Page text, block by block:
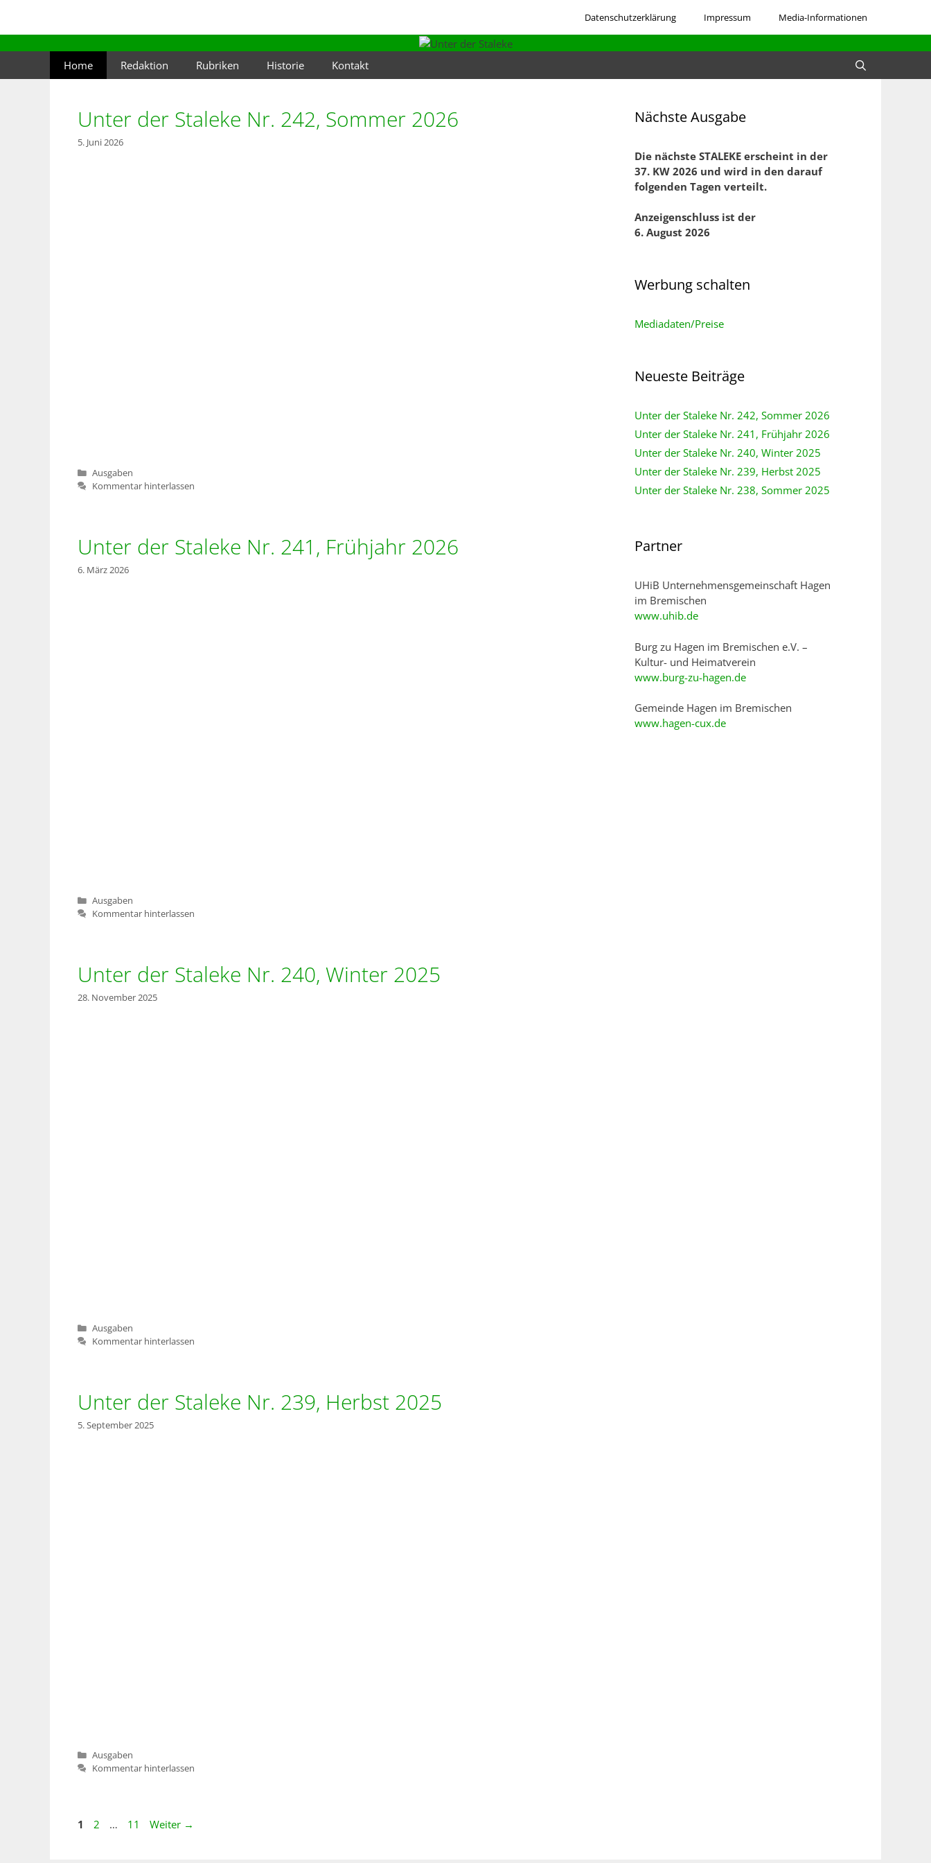
springen
Datenschutzerklärung Impressum Media-Informationen
Home Redaktion Rubriken Historie Kontakt
Unter der Staleke Nr. 242, Sommer 2026
5. Juni 2026
Kategorien
Ausgaben
Kommentar hinterlassen
Unter der Staleke Nr. 241, Frühjahr 2026
6. März 2026
Kategorien
Ausgaben
Kommentar hinterlassen
Unter der Staleke Nr. 240, Winter 2025
28. November 2025
Kategorien
Ausgaben
Kommentar hinterlassen
Unter der Staleke Nr. 239, Herbst 2025
5. September 2025
Kategorien
Ausgaben
Kommentar hinterlassen
Seite
1 Seite
2 … Seite
11 Weiter →
Nächste Ausgabe
Die nächste STALEKE erscheint in der
37. KW 2026 und wird in den darauf
folgenden Tagen verteilt.
Anzeigenschluss ist der
6. August 2026
Werbung schalten
Mediadaten/Preise
Neueste Beiträge
Unter der Staleke Nr. 242, Sommer 2026
Unter der Staleke Nr. 241, Frühjahr 2026
Unter der Staleke Nr. 240, Winter 2025
Unter der Staleke Nr. 239, Herbst 2025
Unter der Staleke Nr. 238, Sommer 2025
Partner
UHiB Unternehmensgemeinschaft Hagen
im Bremischen
www.uhib.de
Burg zu Hagen im Bremischen e.V. –
Kultur- und Heimatverein
www.burg-zu-hagen.de
Gemeinde Hagen im Bremischen
www.hagen-cux.de